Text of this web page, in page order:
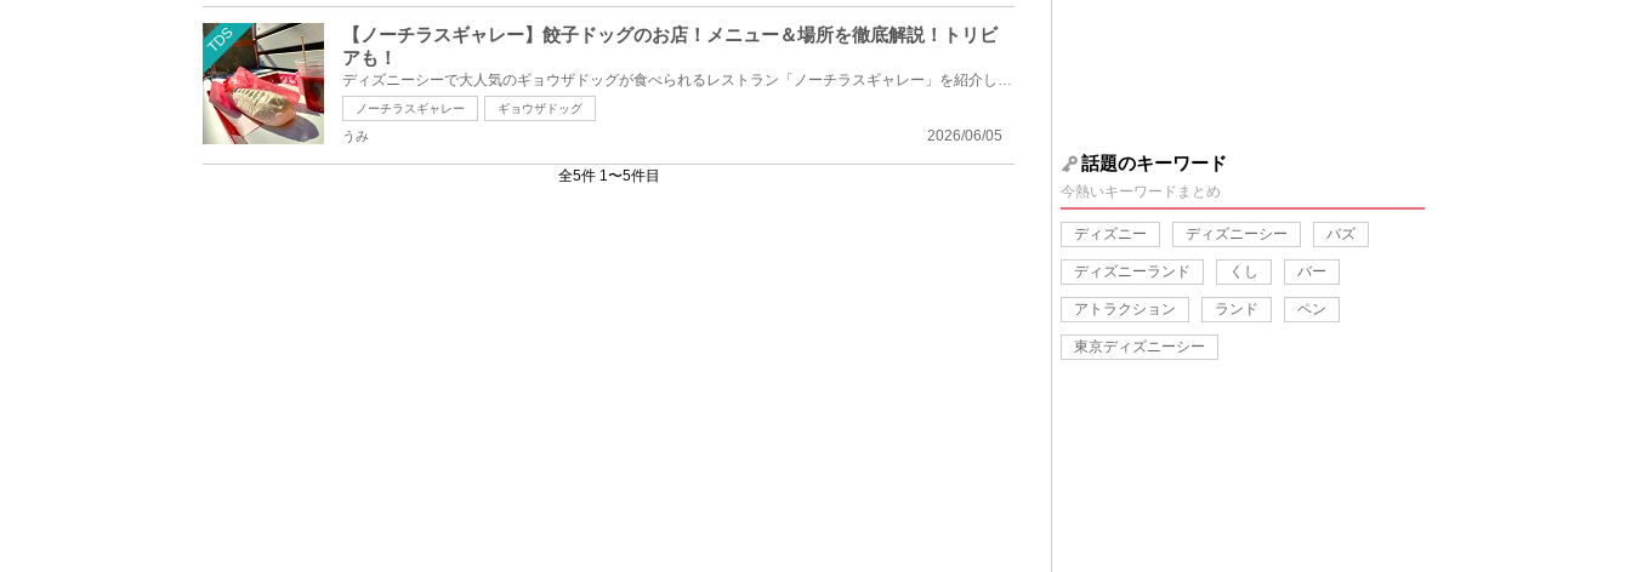
TDS
【ノーチラスギャレー】餃子ドッグのお店！メニュー＆場所を徹底解説！トリビ
アも！
ディズニーシーで大人気のギョウザドッグが食べられるレストラン「ノーチラスギャレー」を紹介します。...
ノーチラスギャレー ギョウザドッグ
2026/06/05
うみ
全5件 1〜5件目
話題のキーワード
今熱いキーワードまとめ
ディズニー ディズニーシー バズ
ディズニーランド くし バー
アトラクション ランド ペン
東京ディズニーシー